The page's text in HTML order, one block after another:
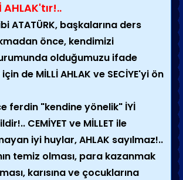
ATATÜRK, başkalarına ders
önce, kendimizi
olduğumuzu ifade
de MİLLİ AHLAK ve SECİYE'yi ön
ferdin "kendine yönelik" İYİ
CEMİYET ve MİLLET ile
iyi huylar, AHLAK sayılmaz!..
temiz olması, para kazanmak
karısına ve çocuklarına